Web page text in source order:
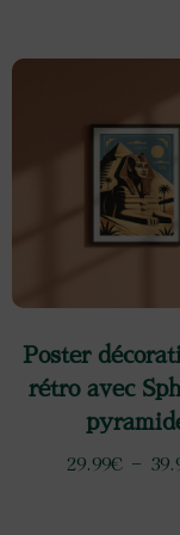
Poster
rétro avec
29.99€ –